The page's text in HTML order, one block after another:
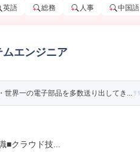
英語 総務 人事 中国語
ムエンジニア
世界一の電子部品を多数送り出してき...
■クラウド技...